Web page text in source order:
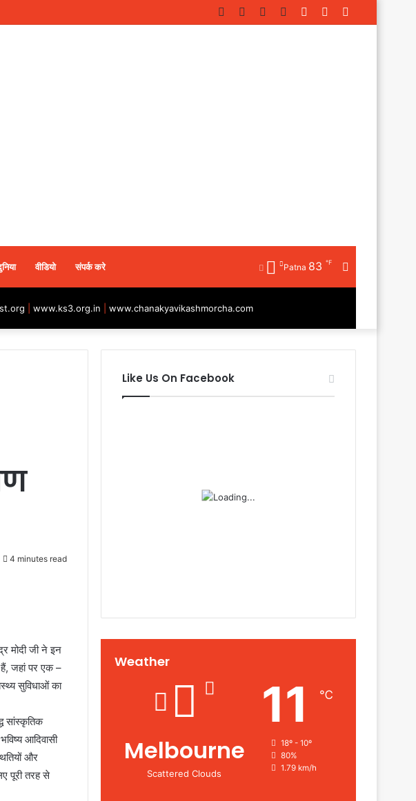
Random
Log
Instagram
YouTube
Twitter
Facebook
वीडियो संपर्क करे Patna 83 ℉
www.ks3.org.in www.chanakyavikashmorcha.com
4 minutes read
मोदी जी ने इन
जहां पर एक –
सुविधाओं का
सांस्कृतिक
आदिवासी
और
पूरी तरह से
Like Us On Facebook
Weather
Melbourne
Scattered Clouds
11 ℃
18º - 10º
80%
1.79 km/h